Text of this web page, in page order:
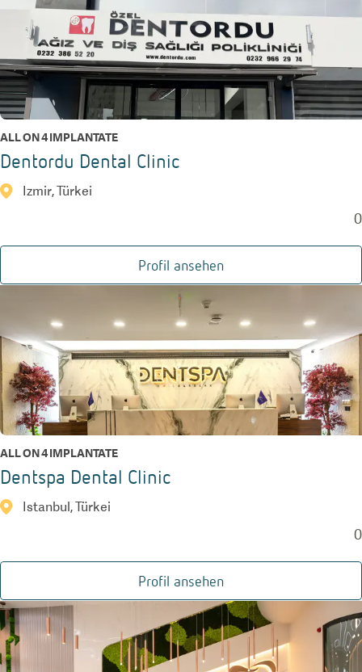
ALL ON 4 IMPLANTATE
Dentordu Dental Clinic
Izmir, Türkei
0
Profil ansehen
ALL ON 4 IMPLANTATE
Dentspa Dental Clinic
Istanbul, Türkei
0
Profil ansehen